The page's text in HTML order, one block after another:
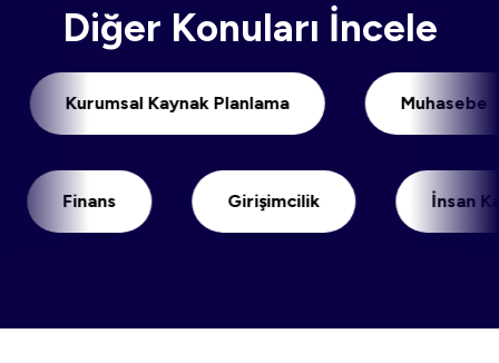
Diğer Konuları İncele
Kurumsal Kaynak Planlama
Finans Girişimcilik İnsan